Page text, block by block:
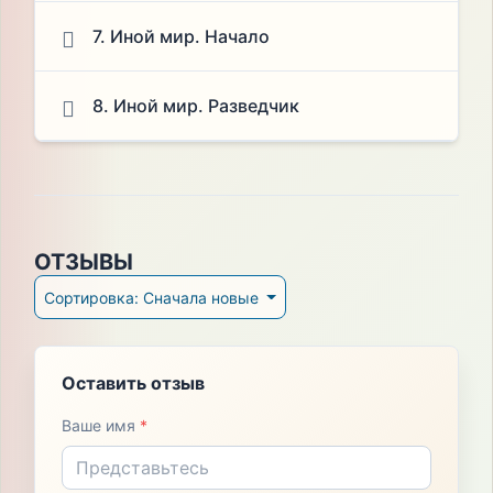
7. Иной мир. Начало
8. Иной мир. Разведчик
ОТЗЫВЫ
Сортировка: Сначала новые
Оставить отзыв
Ваше имя *